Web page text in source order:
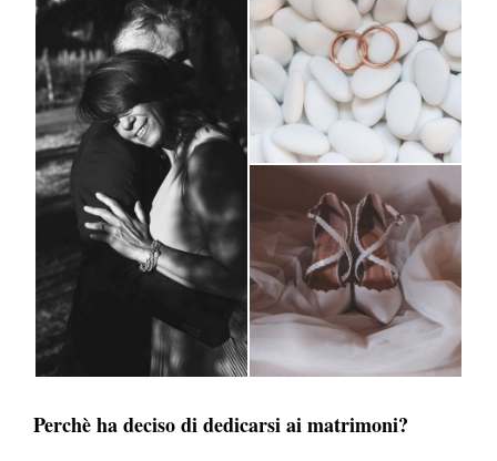
Perchè ha deciso di dedicarsi ai matrimoni?